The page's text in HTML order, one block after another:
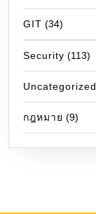
GIT (34)
Security (113)
Uncategorized
กฎหมาย (9)